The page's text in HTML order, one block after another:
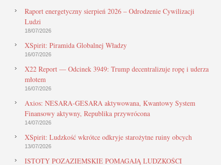
Raport energetyczny sierpień 2026 – Odrodzenie Cywilizacji
Ludzi
18/07/2026
XSpirit: Piramida Globalnej Władzy
16/07/2026
X22 Report — Odcinek 3949: Trump decentralizuje ropę i uderza
młotem
16/07/2026
Axios: NESARA-GESARA aktywowana, Kwantowy System
Finansowy aktywny, Republika przywrócona
14/07/2026
XSpirit: Ludzkość wkrótce odkryje starożytne ruiny obcych
13/07/2026
ISTOTY POZAZIEMSKIE POMAGAJĄ LUDZKOŚCI